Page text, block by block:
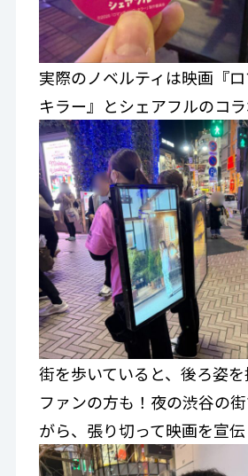
実際のノベルティは映画『ロ
キラー』とシェアフルのコ
街を歩いていると、後ろ姿
ファンの方も！夜の渋谷の
がら、張り切って映画を宣伝